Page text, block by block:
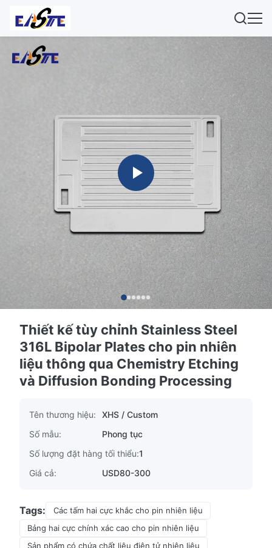
Thiết kế tùy chỉnh Stainless Steel
316L Bipolar Plates cho pin nhiên
liệu thông qua Chemistry Etching
và Diffusion Bonding Processing
Tên thương hiệu:
XHS / Custom
Số mẫu:
Phong tục
Số lượng đặt hàng tối thiểu:1
Giá cả:
USD80-300
Tags:
Các tấm hai cực khắc cho pin nhiên liệu
Bảng hai cực chính xác cao cho pin nhiên liệu
Sản phẩm có chứa chất liệu điện tử nhiên liệu